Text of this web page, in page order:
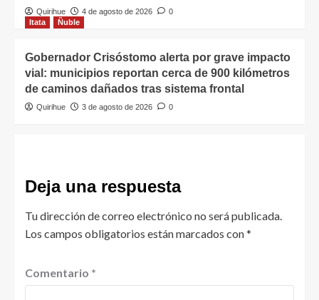
Quirihue 4 de agosto de 2026
0
Itata
Ñuble
Gobernador Crisóstomo alerta por grave impacto
vial: municipios reportan cerca de 900 kilómetros
de caminos dañados tras sistema frontal
Quirihue 3 de agosto de 2026 0
Deja una respuesta
Tu dirección de correo electrónico no será publicada.
Los campos obligatorios están marcados con*
Comentario *